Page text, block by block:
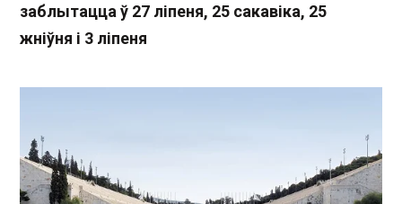
заблытацца ў 27 ліпеня, 25 сакавіка, 25
жніўня і 3 ліпеня